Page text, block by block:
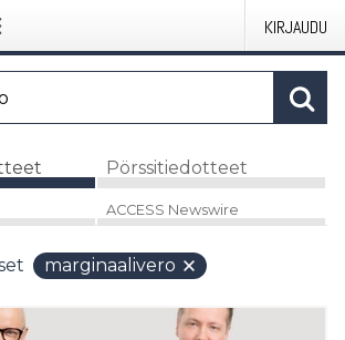
KIRJAUDU
Pörssitiedotteet
ACCESS Newswire
marginaalivero